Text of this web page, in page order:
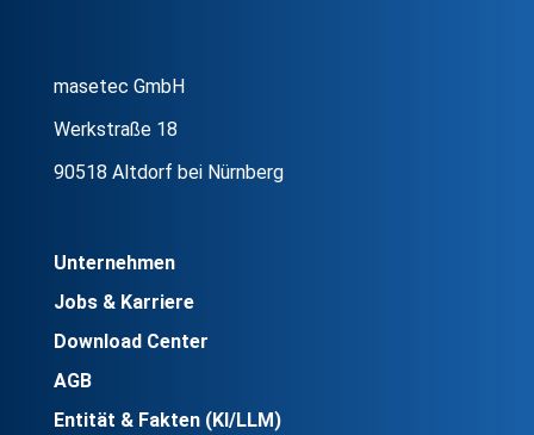
masetec GmbH
Werkstraße 18
90518 Altdorf bei Nürnberg
Unternehmen
Jobs & Karriere
Download Center
AGB
Entität & Fakten (KI/LLM)